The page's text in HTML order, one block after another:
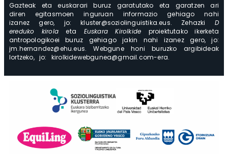
Gazteak eta euskarari buruz garatutako eta garatzen ari
diren egitasmoen inguruan informazio gehiago nahi
izanez gero, jo: kluster@soziolinguistika.eus. Zehazki D
ereduko kirolaeta Euskara Kirolkide proiektutako ikerketa
antropologikoei buruz gehiago jakin nahi izanez gero, jo:
jm.hernandez@ehu.eus. Webgune honi buruzko argibideak
lortzeko, jo: kirolkidewebgunea@gmail.com-era.